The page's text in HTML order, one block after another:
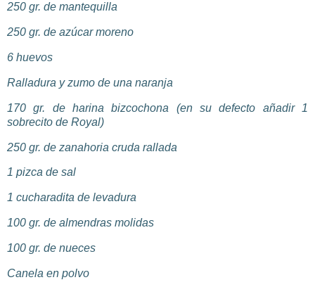
250 gr. de mantequilla
250 gr. de azúcar moreno
6 huevos
Ralladura y zumo de una naranja
170gr. de harinabizcochona (en su defecto añadir 1
sobrecito de Royal)
250 gr. de zanahoria cruda rallada
1 pizca de sal
1 cucharadita de levadura
100 gr. de almendras molidas
100 gr. de nueces
Canela en polvo